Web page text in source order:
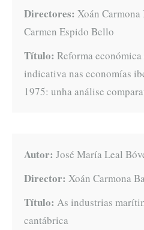
Directores: Xoán
Carmen Espido Bello
Título: Reforma
indicativa nas economías
1975: unha análise
Autor: José María Leal
Director: Xoán Carmona
Título: As industrias
cantábrica